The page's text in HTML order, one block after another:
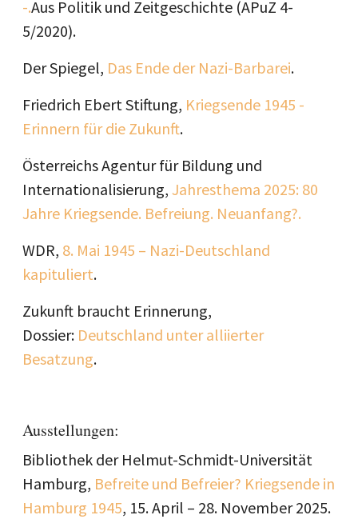
-.Aus Politik und Zeitgeschichte (APuZ 4-
5/2020).
Der Spiegel, Das Ende der Nazi-Barbarei.
Friedrich Ebert Stiftung, Kriegsende 1945 -
Erinnern für die Zukunft.
Österreichs Agentur für Bildung und
Internationalisierung, Jahresthema 2025: 80
Jahre Kriegsende. Befreiung. Neuanfang?.
WDR, 8. Mai 1945 – Nazi-Deutschland
kapituliert.
Zukunft braucht Erinnerung,
Dossier: Deutschland unter alliierter
Besatzung.
Ausstellungen:
Bibliothek der Helmut-Schmidt-Universität
Hamburg, Befreite und Befreier? Kriegsende in
Hamburg 1945, 15. April – 28. November 2025.